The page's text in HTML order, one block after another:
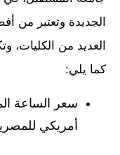
الجديدة وتعتبر من
العديد من الكليات،
كما يلي:
أمريكي للمصريين و735 دولار